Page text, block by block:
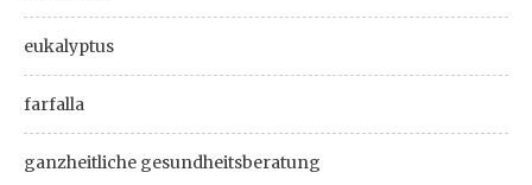
eukalyptus
farfalla
ganzheitliche gesundheitsberatung